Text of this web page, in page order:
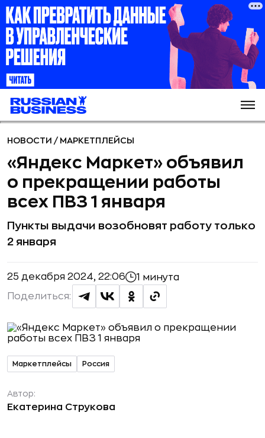
НОВОСТИ / МАРКЕТПЛЕЙСЫ
«Яндекс Маркет» объявил
о прекращении работы
всех ПВЗ 1 января
Пункты выдачи возобновят работу только
2 января
25 декабря 2024, 22:06 1 минута
Поделиться:
Маркетплейсы Россия
Автор:
Екатерина Струкова